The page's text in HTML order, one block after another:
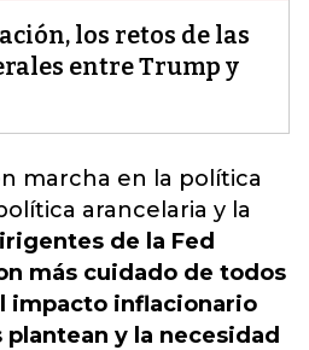
los retos de las
entre Trump y
marcha en la política
arancelaria y la
de la Fed
más cuidado de todos
impacto inflacionario
y la necesidad